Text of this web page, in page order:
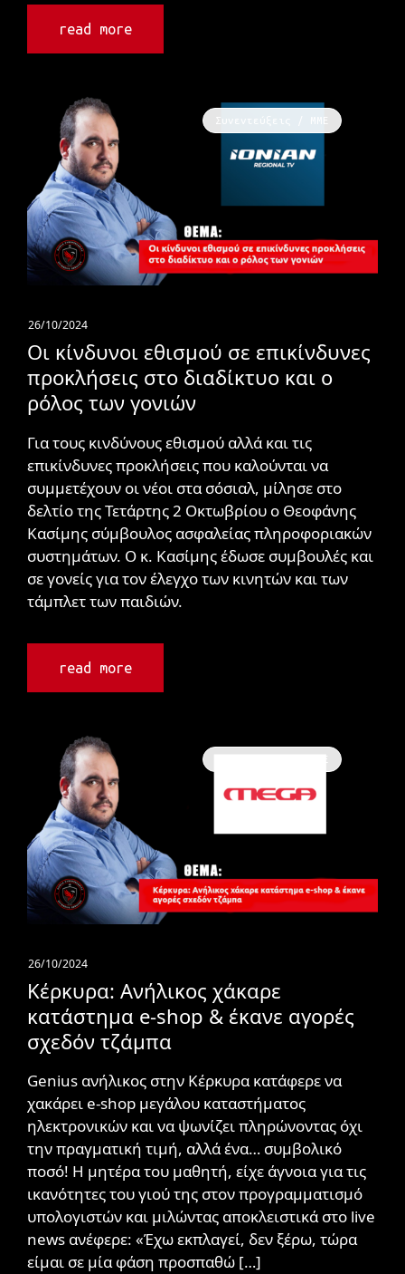
read more
Συνεντεύξεις / ΜΜΕ
26/10/2024
Οι κίνδυνοι εθισμού σε επικίνδυνες
προκλήσεις στo διαδίκτυο και ο
ρόλος των γονιών
Για τους κινδύνους εθισμού αλλά και τις
επικίνδυνες προκλήσεις που καλούνται να
συμμετέχουν οι νέοι στα σόσιαλ, μίλησε στο
δελτίο της Τετάρτης 2 Οκτωβρίου ο Θεοφάνης
Κασίμης σύμβουλος ασφαλείας πληροφοριακών
συστημάτων. Ο κ. Κασίμης έδωσε συμβουλές και
σε γονείς για τον έλεγχο των κινητών και των
τάμπλετ των παιδιών.
read more
26/10/2024
Κέρκυρα: Ανήλικος χάκαρε
κατάστημα e-shop & έκανε αγορές
σχεδόν τζάμπα
Genius ανήλικος στην Κέρκυρα κατάφερε να
χακάρει e-shop μεγάλου καταστήματος
ηλεκτρονικών και να ψωνίζει πληρώνοντας όχι
την πραγματική τιμή, αλλά ένα… συμβολικό
ποσό! Η μητέρα του μαθητή, είχε άγνοια για τις
ικανότητες του γιού της στον προγραμματισμό
υπολογιστών και μιλώντας αποκλειστικά στο live
news ανέφερε: «Έχω εκπλαγεί, δεν ξέρω, τώρα
είμαι σε μία φάση προσπαθώ […]